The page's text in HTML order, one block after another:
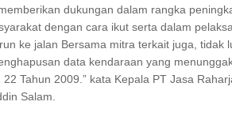
dukungan dalam rangka
dengan cara ikut serta dalam
ke jalan Bersama mitra terkait juga, tidak
data kendaraan yang
Tahun 2009.” kata Kepala PT Jasa
Salam.